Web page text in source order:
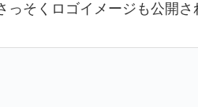
そくロゴイメージも公開さ